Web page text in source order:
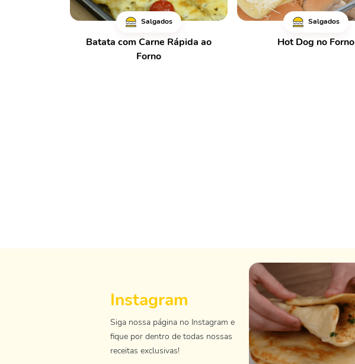
Salgados
Batata com Carne Rápida ao
Forno
Salgados
Hot Dog no Forno
Instagram
Siga nossa página no Instagram e
fique por dentro de todas nossas
receitas exclusivas!